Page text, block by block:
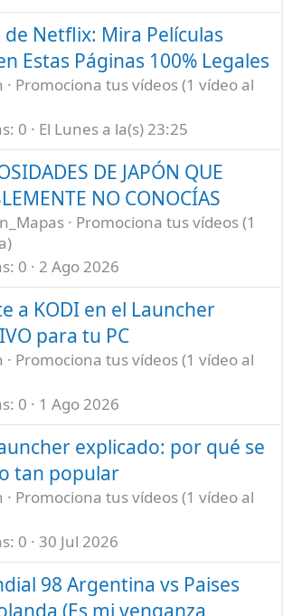
Netflix: Mira Películas
Estas Páginas 100% Legales
Promociona tus vídeos (1 vídeo al
0 El Lunes a la(s) 23:25
DE JAPÓN QUE
NO CONOCÍAS
Promociona tus vídeos (1
0 2 Ago 2026
a KODI en el Launcher
para tu PC
Promociona tus vídeos (1 vídeo al
0 1 Ago 2026
explicado: por qué se
tan popular
Promociona tus vídeos (1 vídeo al
0 30 Jul 2026
98 Argentina vs Paises
(Es mi venganza